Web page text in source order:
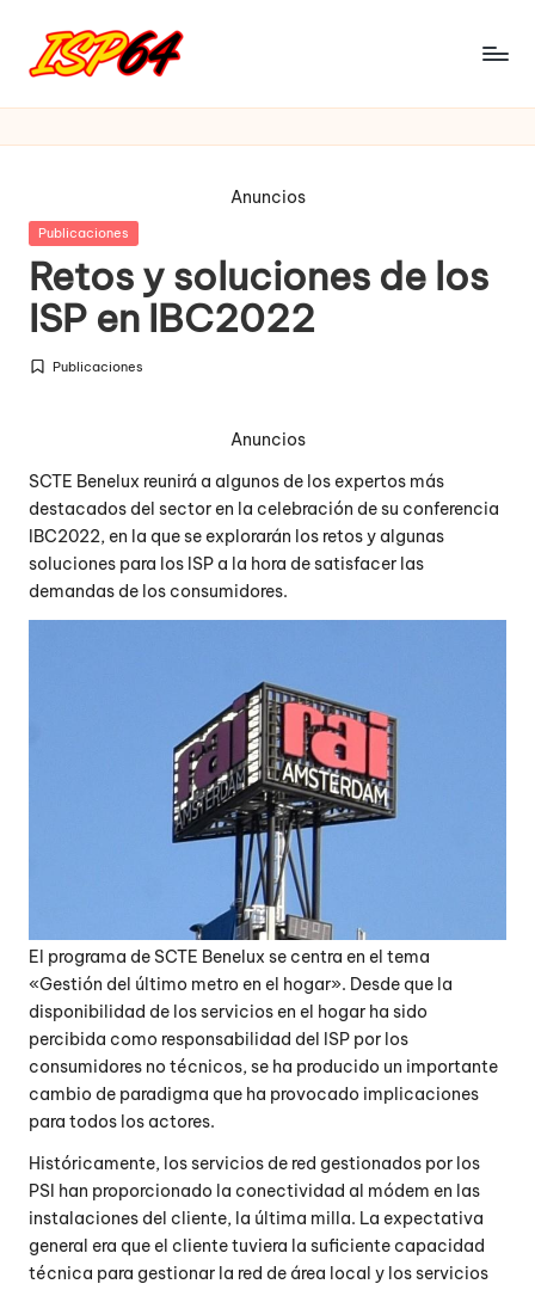
Saltar
contenido
I
S
6
4
Anuncios
Publicada
Publicaciones
Retos y soluciones de los
ISP en IBC2022
Publicada
Publicaciones
Anuncios
SCTE Benelux reunirá a algunos de los expertos más
destacados del sector en la celebración de su conferencia
IBC2022, en la que se explorarán los retos y algunas
soluciones para los ISP a la hora de satisfacer las
demandas de los consumidores.
El programa de SCTE Benelux se centra en el tema
«Gestión del último metro en el hogar». Desde que la
disponibilidad de los servicios en el hogar ha sido
percibida como responsabilidad del ISP por los
consumidores no técnicos, se ha producido un importante
cambio de paradigma que ha provocado implicaciones
para todos los actores.
Históricamente, los servicios de red gestionados por los
PSI han proporcionado la conectividad al módem en las
instalaciones del cliente, la última milla. La expectativa
general era que el cliente tuviera la suficiente capacidad
técnica para gestionar la red de área local y los servicios